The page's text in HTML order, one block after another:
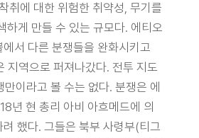
취에 대한 위험한 취약성, 무기를
하게 만들 수 있는 규모다. 에티오
서 다른 분쟁들을 완화시키고
지역으로 퍼져나갔다. 전투 지도
이라고 볼 수는 없다. 분쟁은 에
년 현 총리 아비 아흐메드에 의
했다. 그들은 북부 사령부(티그